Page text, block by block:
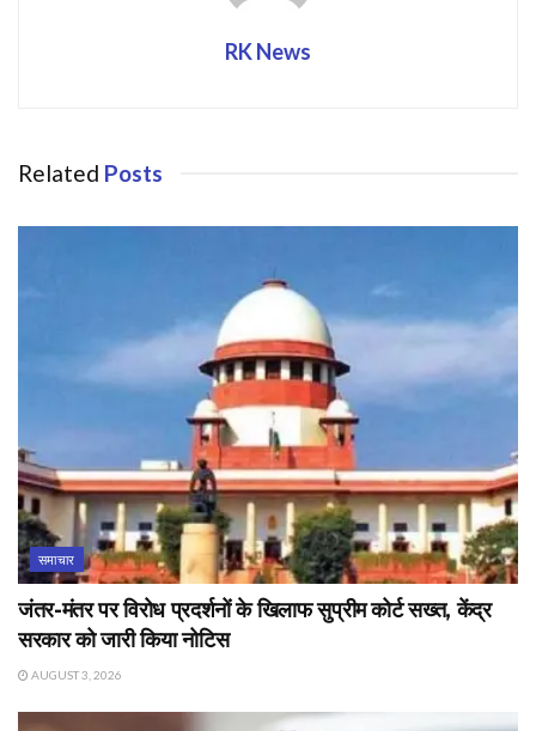
RK News
Related Posts
समाचार
जंतर-मंतर पर विरोध प्रदर्शनों के खिलाफ सुप्रीम कोर्ट सख्त, केंद्र
सरकार को जारी किया नोटिस
AUGUST 3, 2026